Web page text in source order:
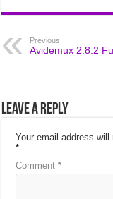
Previous
Avidemux 2.8.2
Leave a Reply
Your email address will
*
Comment*